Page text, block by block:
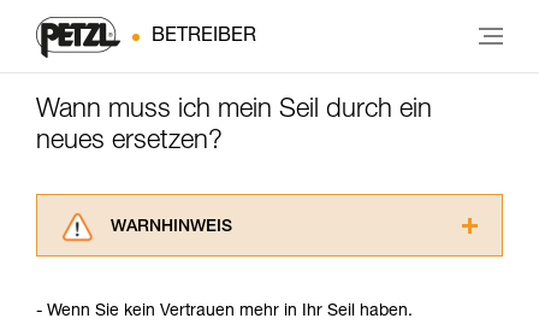
BETREIBER
Wann muss ich mein Seil durch ein
neues ersetzen?
WARNHINWEIS
aufmerksam durch, bevor Sie diesen zu Rate
- Wenn Sie kein Vertrauen mehr in Ihr Seil haben.